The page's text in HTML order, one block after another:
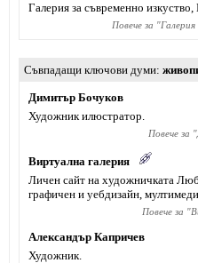
Галерия за съвременно
Повече за "
Съвпадащи ключови думи
Димитър Бочуков
Художник илюстратор.
Повече за "
Виртуална галерия
Личен сайт на художничката
графичен и уебдизайн,
Повече за "
Александър Капричев
Художник.